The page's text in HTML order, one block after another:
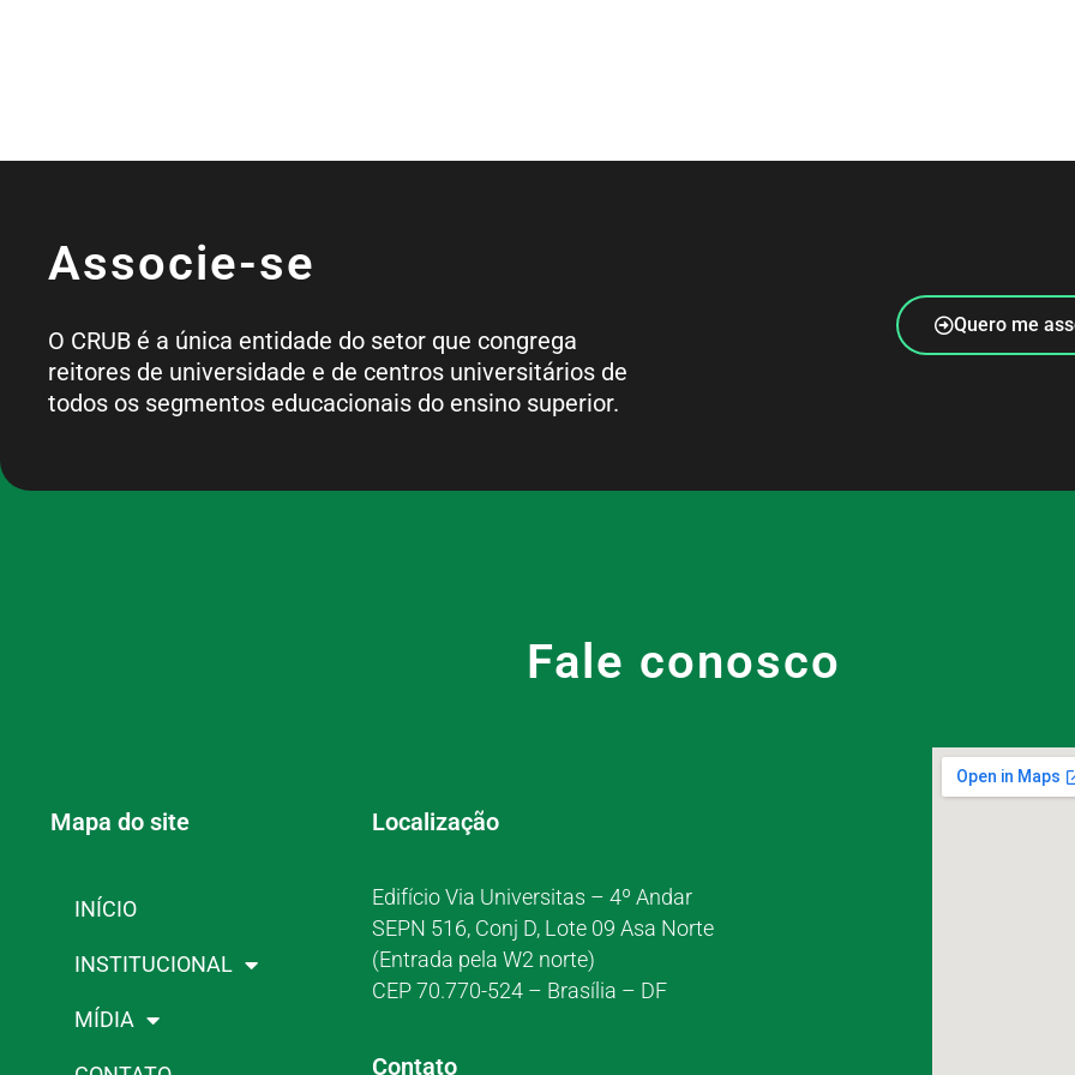
Associe-se
O CRUB é a única entidade do setor que congrega
reitores de universidade e de centros universitários de
todos os segmentos educacionais do ensino superior.
Quero me
Fale conosco
Mapa do site
INÍCIO
INSTITUCIONAL
MÍDIA
Localização
Edifício Via Universitas – 4º Andar
SEPN 516, Conj D, Lote 09 Asa Norte
(Entrada pela W2 norte)
CEP 70.770-524 – Brasília – DF
Contato